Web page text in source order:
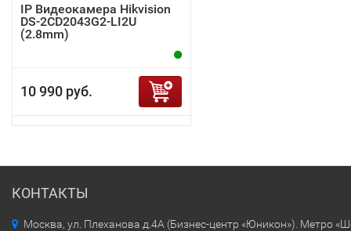
IP Видеокамера Hikvision
DS-2CD2043G2-LI2U
(2.8mm)
10 990 руб.
КОНТАКТЫ
Москва, ул. Плеханова д.4А (Бизнес-центр «Юникон»). Метро